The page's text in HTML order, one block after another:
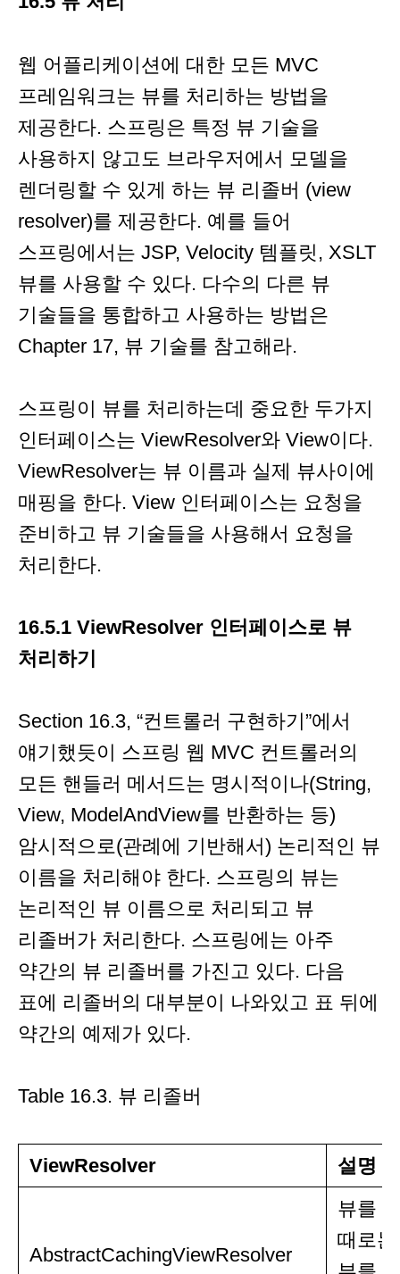
웹 어플리케이션에 대한 모든 MVC
프레임워크는 뷰를 처리하는 방법을
제공한다. 스프링은 특정 뷰 기술을
사용하지 않고도 브라우저에서 모델을
렌더링할 수 있게 하는 뷰 리졸버 (view
resolver)를 제공한다. 예를 들어
스프링에서는 JSP, Velocity 템플릿, XSLT
뷰를 사용할 수 있다. 다수의 다른 뷰
기술들을 통합하고 사용하는 방법은
Chapter 17, 뷰 기술를 참고해라.
스프링이 뷰를 처리하는데 중요한 두가지
인터페이스는 ViewResolver와 View이다.
ViewResolver는 뷰 이름과 실제 뷰사이에
매핑을 한다. View 인터페이스는 요청을
준비하고 뷰 기술들을 사용해서 요청을
처리한다.
16.5.1 ViewResolver 인터페이스로 뷰
처리하기
Section 16.3, “컨트롤러 구현하기”에서
얘기했듯이 스프링 웹 MVC 컨트롤러의
모든 핸들러 메서드는 명시적이나(String,
View, ModelAndView를 반환하는 등)
암시적으로(관례에 기반해서) 논리적인 뷰
이름을 처리해야 한다. 스프링의 뷰는
논리적인 뷰 이름으로 처리되고 뷰
리졸버가 처리한다. 스프링에는 아주
약간의 뷰 리졸버를 가진고 있다. 다음
표에 리졸버의 대부분이 나와있고 표 뒤에
약간의 예제가 있다.
Table 16.3. 뷰 리졸버
ViewResolver 설명
AbstractCachingViewResolver
뷰를
때로